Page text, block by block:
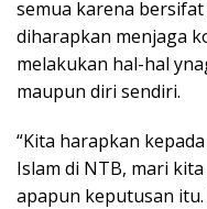
semua karena
diharapkan menjaga
melakukan hal-hal
maupun diri sendiri.
“Kita harapkan
Islam di NTB, mari
apapun keputusan itu.